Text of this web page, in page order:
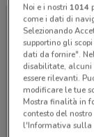
Noi e i nostri 1014
come i dati di
Selezionando
supportino gli
dati da fornire".
disabilitate, alcuni
essere rilevanti.
modificare le tue
Mostra finalità in
contesto del
l'Informativa sulla